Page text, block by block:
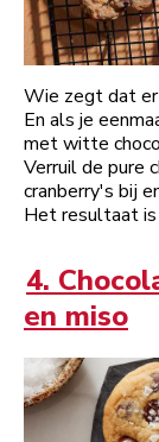
Wie zegt dat er
En als je
met witte
Verruil de pure
cranberry's bij
Het resultaat is
4.
en miso